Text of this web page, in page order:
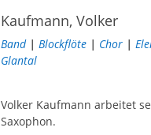
Kaufmann, Volker
Band|Blockflöte | Chor |
Glantal
Volker Kaufmann arbeitet
Saxophon.